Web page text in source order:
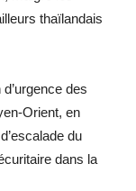
thaïlandais
des
Orient, en
du
dans la